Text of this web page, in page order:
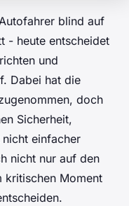
blind auf
- heute entscheidet
und
Dabei hat die
doch
Sicherheit,
einfacher
nicht nur auf den
kritischen Moment